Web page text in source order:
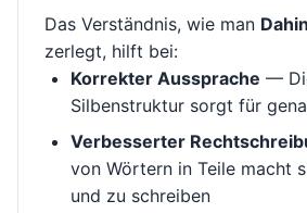
Das Verständnis, wie man
zerlegt, hilft bei:
Korrekter Aussprache —
Silbenstruktur sorgt für
Verbesserter
von Wörtern in Teile macht
und zu schreiben